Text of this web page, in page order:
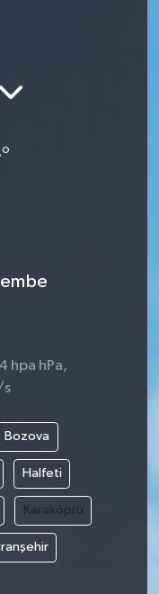
°
hpa hPa,
s
Bozova
Halfeti
Karaköprü